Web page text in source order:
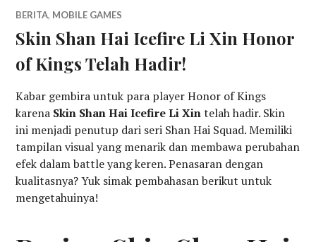
BERITA, MOBILE GAMES
Skin Shan Hai Icefire Li Xin Honor
of Kings Telah Hadir!
Kabar gembira untuk para player Honor of Kings
karena Skin Shan Hai Icefire Li Xintelah hadir. Skin
ini menjadi penutup dari seri Shan Hai Squad. Memiliki
tampilan visual yang menarik dan membawa perubahan
efek dalam battle yang keren. Penasaran dengan
kualitasnya? Yuk simak pembahasan berikut untuk
mengetahuinya!